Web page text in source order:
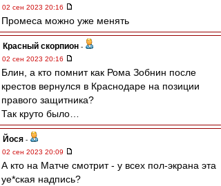
02 сен 2023 20:16
Промеса можно уже менять
Красный скорпион -
02 сен 2023 20:16
Блин, а кто помнит как Рома Зобнин после
крестов вернулся в Краснодаре на позиции
правого защитника?
Так круто было…
Йося -
02 сен 2023 20:09
А кто на Матче смотрит - у всех пол-экрана эта
уе*ская надпись?